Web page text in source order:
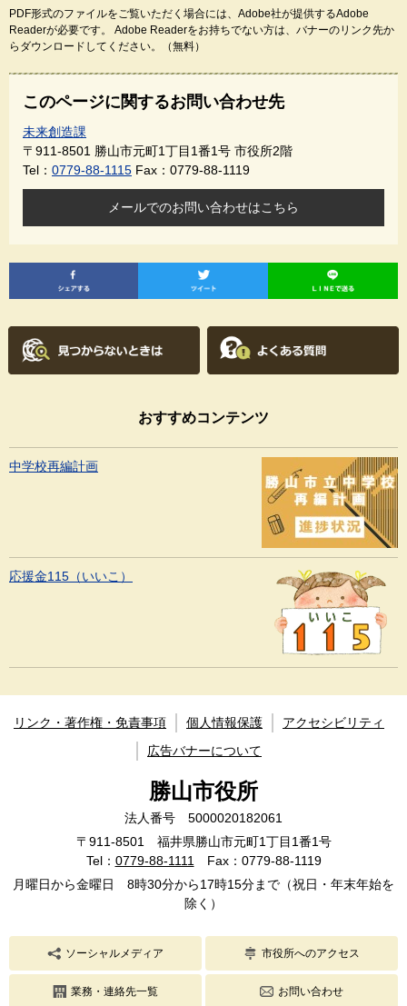
PDF形式のファイルをご覧いただく場合には、Adobe社が提供するAdobe
Readerが必要です。
Adobe Readerをお持ちでない方は、バナーのリンク先か
らダウンロードしてください。（無料）
このページに関するお問い合わせ先
未来創造課
〒911-8501 勝山市元町1丁目1番1号 市役所2階
Tel： 0779-88-1115 Fax：0779-88-1119
メールでのお問い合わせはこちら
おすすめコンテンツ
中学校再編計画
応援金115（いいこ）
リンク・著作権・免責事項 個人情報保護
アクセシビリティ
広告バナーについて
勝山市役所
法人番号 5000020182061
〒911-8501 福井県勝山市元町1丁目1番1号
Tel： 0779-88-1111
Fax：0779-88-1119
月曜日から金曜日 8時30分から17時15分まで（祝日・年末年始を
除く）
ソーシャルメディア 市役所へのアクセス
業務・連絡先一覧 お問い合わせ